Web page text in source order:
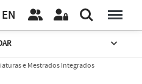
EN
e Mestrados Integrados